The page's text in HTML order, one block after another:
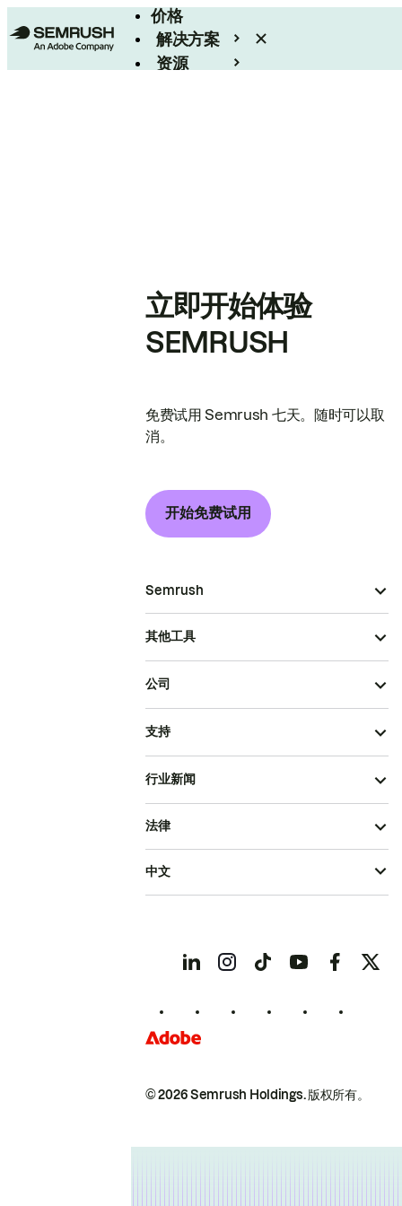
价格
解决方案
资源
立即开始体验
SEMRUSH
免费试用 Semrush 七天。随时可以取
消。
开始免费试用
Semrush
其他工具
公司
支持
行业新闻
© 2026 Semrush Holdings.版权所有。
法律
中文